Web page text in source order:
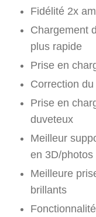
Fidélité 2x
Chargement
plus rapide
Prise en
Correction
Prise en
duveteux
Meilleur
en 3D/photos
Meilleure
brillants